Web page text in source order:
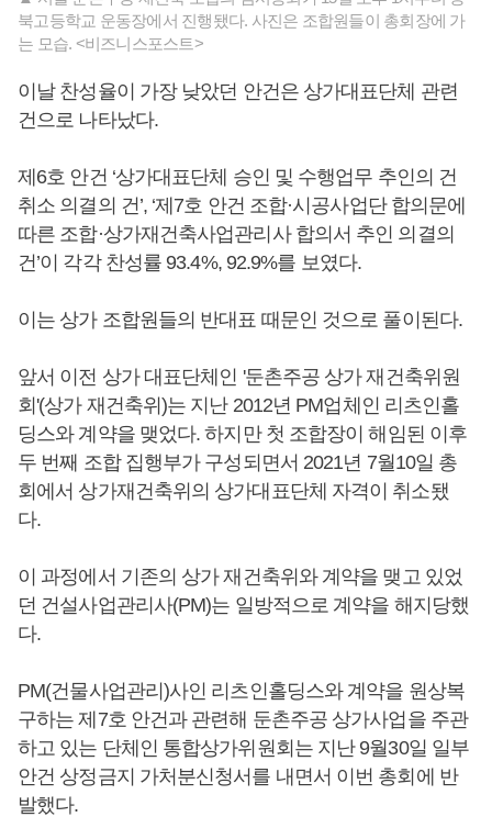
북고등학교 운동장에서 진행됐다. 사진은 조합원들이 총회장에 가
는 모습. <비즈니스포스트>
이날 찬성율이 가장 낮았던 안건은 상가대표단체 관련
건으로 나타났다.
제6호 안건 ‘상가대표단체 승인 및 수행업무 추인의 건
취소 의결의 건’, ‘제7호 안건 조합·시공사업단 합의문에
따른 조합·상가재건축사업관리사 합의서 추인 의결의
건’이 각각 찬성률 93.4%, 92.9%를 보였다.
이는 상가 조합원들의 반대표 때문인 것으로 풀이된다.
앞서 이전 상가 대표단체인 '둔촌주공 상가 재건축위원
회'(상가 재건축위)는 지난 2012년 PM업체인 리츠인홀
딩스와 계약을 맺었다. 하지만 첫 조합장이 해임된 이후
두 번째 조합 집행부가 구성되면서 2021년 7월10일 총
회에서 상가재건축위의 상가대표단체 자격이 취소됐
다.
이 과정에서 기존의 상가 재건축위와 계약을 맺고 있었
던 건설사업관리사(PM)는 일방적으로 계약을 해지당했
다.
PM(건물사업관리)사인 리츠인홀딩스와 계약을 원상복
구하는 제7호 안건과 관련해 둔촌주공 상가사업을 주관
하고 있는 단체인 통합상가위원회는 지난 9월30일 일부
안건 상정금지 가처분신청서를 내면서 이번 총회에 반
발했다.